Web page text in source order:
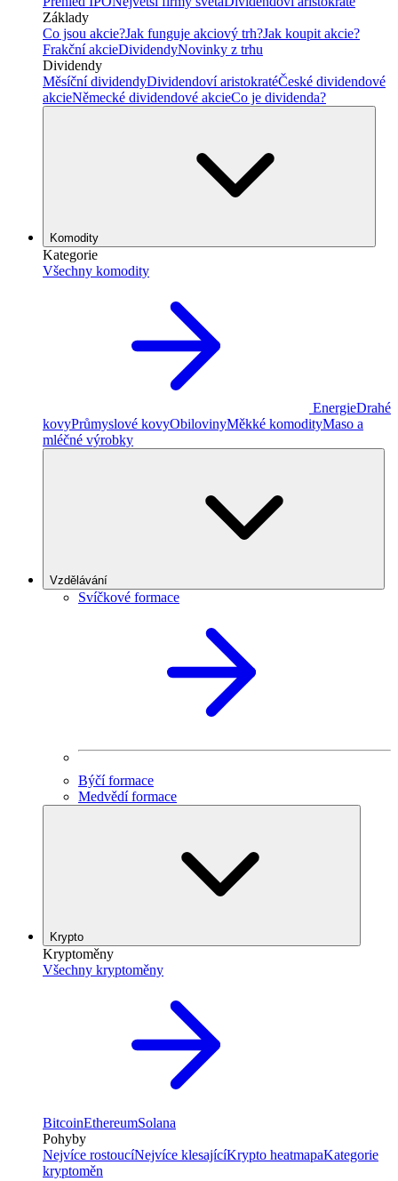
Základy
Co jsou akcie?Jak funguje akciový trh?Jak koupit akcie?
Frakční akcieDividendyNovinky z trhu
Dividendy
Měsíční dividendyDividendoví aristokratéČeské dividendové
akcieNěmecké dividendové akcieCo je dividenda?
Komodity
Kategorie
Všechny komodity
EnergieDrahé
kovyPrůmyslové kovyObilovinyMěkké komodityMaso a
mléčné výrobky
Vzdělávání
Svíčkové formace
Býčí formace
Medvědí formace
Krypto
Kryptoměny
Všechny kryptoměny
BitcoinEthereumSolana
Pohyby
Nejvíce rostoucíNejvíce klesajícíKrypto heatmapaKategorie
kryptoměn